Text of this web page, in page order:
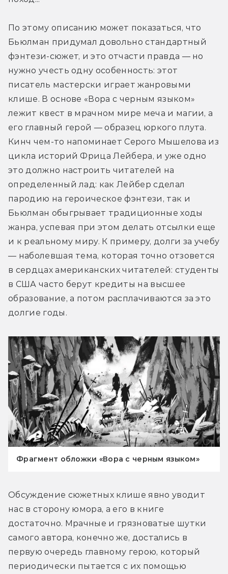
По этому описанию может показаться, что
Бьюлман придумал довольно стандартный
фэнтези-сюжет, и это отчасти правда — но
нужно учесть одну особенность: этот
писатель мастерски играет жанровыми
клише. В основе «Вора с черным языком»
лежит квест в мрачном мире меча и магии, а
его главный герой — образец юркого плута.
Кинч чем-то напоминает Серого Мышелова из
цикла историй Фрица Лейбера, и уже одно
это должно настроить читателей на
определенный лад: как Лейбер сделал
пародию на героическое фэнтези, так и
Бьюлман обыгрывает традиционные ходы
жанра, успевая при этом делать отсылки еще
и к реальному миру. К примеру, долги за учебу
— наболевшая тема, которая точно отзовется
в сердцах американских читателей: студенты
в США часто берут кредиты на высшее
образование, а потом расплачиваются за это
долгие годы.
Фрагмент обложки «Вора с черным языком»
Обсуждение сюжетных клише явно уводит
нас в сторону юмора, а его в книге
достаточно. Мрачные и грязноватые шутки
самого автора, конечно же, достались в
первую очередь главному герою, который
периодически пытается с их помощью